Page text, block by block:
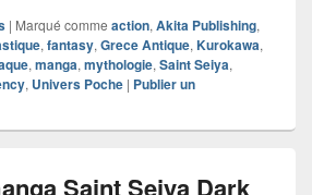
| Marqué comme action, Akita Publishing,
, fantasy, Grece Antique, Kurokawa,
, manga, mythologie, Saint Seiya,
, Univers Poche | Publier un
Saint Seiya Dark